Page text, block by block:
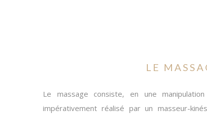
LE
Le massage consiste, en une
impérativement réalisé par un masseur-